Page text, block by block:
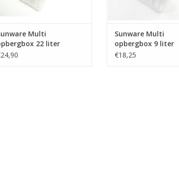
Multi
22 liter
Sunware Multi
opbergbox 9 liter
30x20x22cm
€18,25